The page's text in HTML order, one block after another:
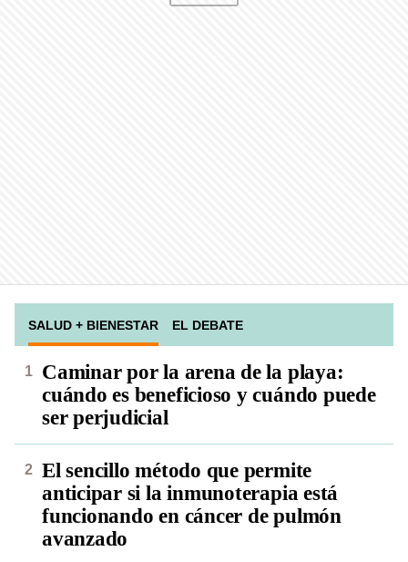
SALUD + BIENESTAR EL DEBATE
Caminar por la arena de la playa:
cuándo es beneficioso y cuándo puede
ser perjudicial
El sencillo método que permite
anticipar si la inmunoterapia está
funcionando en cáncer de pulmón
avanzado